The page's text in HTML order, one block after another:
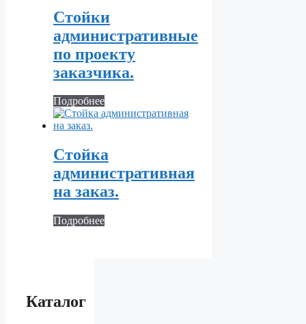
Стойки
административные
по проекту
заказчика.
Подробнее
Стойка
административная
на заказ.
Подробнее
Каталог